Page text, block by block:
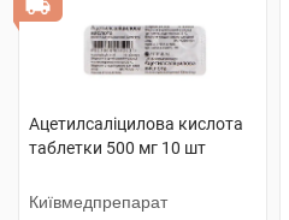
Ацетилсаліцилова кислота
таблетки 500 мг 10 шт
Київмедпрепарат